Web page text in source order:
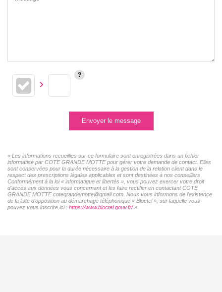
Envoyer le message
« Les informations recueillies sur ce formulaire sont enregistrées dans un fichier
informatisé par COTE GRANDE MOTTE pour gérer votre demande de contact. Elles
sont conservées pour la durée nécessaire à la gestion de la relation client dans le
respect des prescriptions légales applicables et sont destinées à nos conseillers
Conformément à la loi « informatique et libertés », vous pouvez exercer votre droit
d'accès aux données vous concernant et les faire rectifier en contactant COTE
GRANDE MOTTE cotegrandemotte@gmail.com. Nous vous informons de l'existence
de la liste d'opposition au démarchage téléphonique « Bloctel », sur laquelle vous
pouvez vous inscrire ici : https://www.bloctel.gouv.fr/»